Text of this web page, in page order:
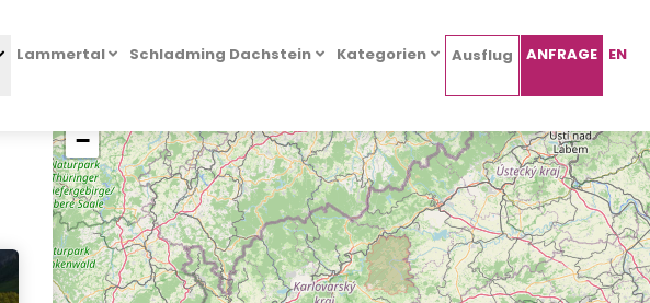
Lammertal Schladming Dachstein Kategorien Ausflug ANFRAGE EN
−